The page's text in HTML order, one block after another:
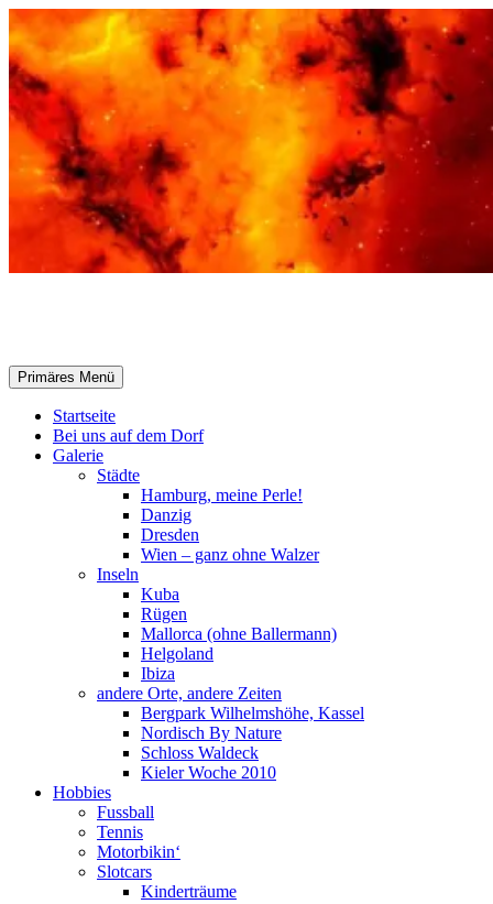
Zum
Inhalt
springen
Suchen
Primäres Menü
Startseite
Bei uns auf dem Dorf
Galerie
Städte
Hamburg, meine Perle!
Danzig
Dresden
Wien – ganz ohne Walzer
Inseln
Kuba
Rügen
Mallorca (ohne Ballermann)
Helgoland
Ibiza
andere Orte, andere Zeiten
Bergpark Wilhelmshöhe, Kassel
Nordisch By Nature
Schloss Waldeck
Kieler Woche 2010
Hobbies
Fussball
Tennis
Motorbikin‘
Slotcars
Kinderträume